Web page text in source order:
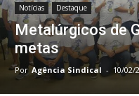
Notícias Destaque
Metalúrgicos de
metas
Por Agência Sindical - 10/02/